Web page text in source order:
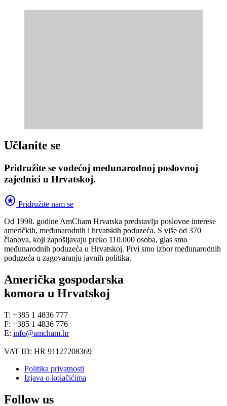
Učlanite se
Pridružite se vodećoj međunarodnoj poslovnoj
zajednici u Hrvatskoj.
stars Pridružite nam se
Od 1998. godine AmCham Hrvatska predstavlja poslovne interese
američkih, međunarodnih i hrvatskih poduzeća. S više od 370
članova, koji zapošljavaju preko 110.000 osoba, glas smo
međunarodnih poduzeća u Hrvatskoj. Prvi smo izbor međunarodnih
poduzeća u zagovaranju javnih politika.
Američka gospodarska
komora u Hrvatskoj
T: +385 1 4836 777
F: +385 1 4836 776
E: info@amcham.hr
VAT ID: HR 91127208369
Politika privatnosti
Izjava o kolačićima
Follow us